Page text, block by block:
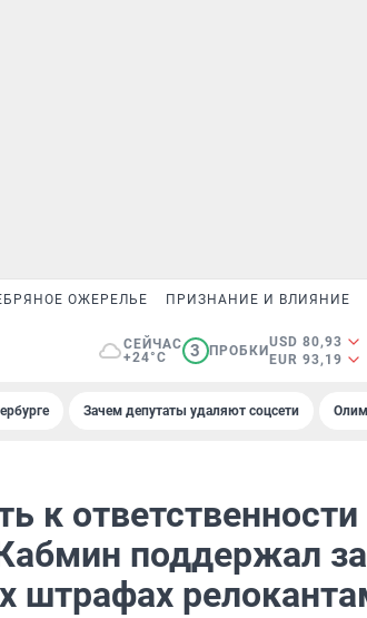
ОЖЕРЕЛЬЕ ПРИЗНАНИЕ И ВЛИЯНИЕ
СЕЙЧАС
+24°C
3 ПРОБКИ
USD 80,93
EUR 93,19
Зачем депутаты удаляют соцсети
к
поддержал
штрафах